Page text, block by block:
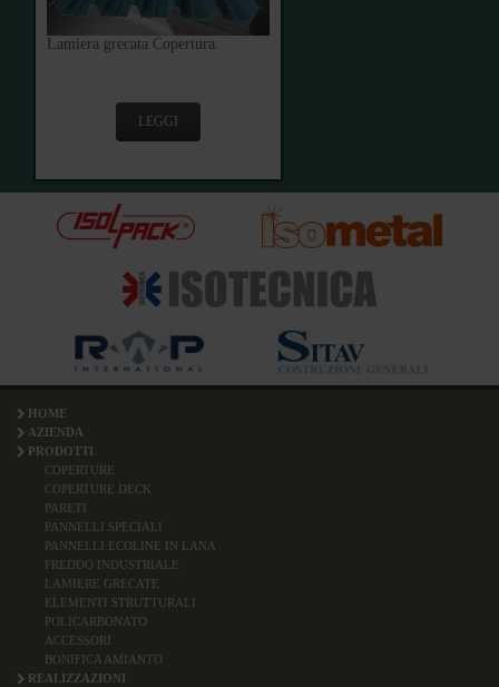
Lamiera grecata Copertura.
LEGGI
HOME
AZIENDA
PRODOTTI
COPERTURE
COPERTURE DECK
PARETI
PANNELLI SPECIALI
PANNELLI ECOLINE IN LANA
FREDDO INDUSTRIALE
LAMIERE GRECATE
ELEMENTI STRUTTURALI
POLICARBONATO
ACCESSORI
BONIFICA AMIANTO
REALIZZAZIONI